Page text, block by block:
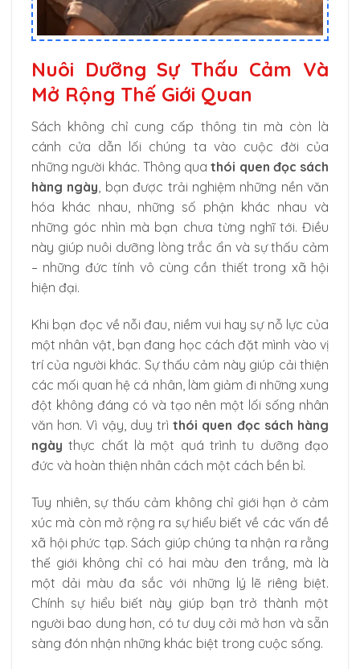
Nuôi Dưỡng Sự Thấu Cảm Và
Mở Rộng Thế Giới Quan
Sách không chỉ cung cấp thông tin mà còn là
cánh cửa dẫn lối chúng ta vào cuộc đời của
những người khác. Thông quathói quen đọc sách
hàng ngày, bạn được trải nghiệm những nền văn
hóa khác nhau, những số phận khác nhau và
những góc nhìn mà bạn chưa từng nghĩ tới. Điều
này giúp nuôi dưỡng lòng trắc ẩn và sự thấu cảm
– những đức tính vô cùng cần thiết trong xã hội
hiện đại.
Khi bạn đọc về nỗi đau, niềm vui hay sự nỗ lực của
một nhân vật, bạn đang học cách đặt mình vào vị
trí của người khác. Sự thấu cảm này giúp cải thiện
các mối quan hệ cá nhân, làm giảm đi những xung
đột không đáng có và tạo nên một lối sống nhân
văn hơn. Vì vậy, duy trìthói quen đọc sách hàng
ngày thực chất là một quá trình tu dưỡng đạo
đức và hoàn thiện nhân cách một cách bền bỉ.
Tuy nhiên, sự thấu cảm không chỉ giới hạn ở cảm
xúc mà còn mở rộng ra sự hiểu biết về các vấn đề
xã hội phức tạp. Sách giúp chúng ta nhận ra rằng
thế giới không chỉ có hai màu đen trắng, mà là
một dải màu đa sắc với những lý lẽ riêng biệt.
Chính sự hiểu biết này giúp bạn trở thành một
người bao dung hơn, có tư duy cởi mở hơn và sẵn
sàng đón nhận những khác biệt trong cuộc sống.